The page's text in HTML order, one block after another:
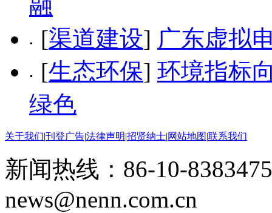
融
[渠道建设] 广东虚拟
[生态环保] 环境指标
绿色
关于我们|刊登广告|法律声明|招贤纳士|网站地图|联系我们
新闻热线：86-10-
news@nenn.com.cn